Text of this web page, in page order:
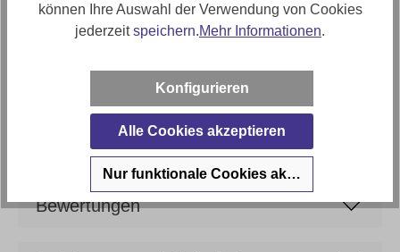
Formstabiler Polyätherschaum
Ginger Moon Sofa Mocca mit Kissen in Stoff
Bewertungen
können Ihre Auswahl der Verwendung von Cookies
jederzeitspeichern.Mehr Informationen.
Konfigurieren
Alle Cookies akzeptieren
Nur funktionale Cookies akzeptieren